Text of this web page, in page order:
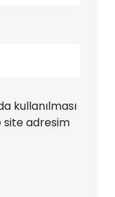
kullanılması
site adresim